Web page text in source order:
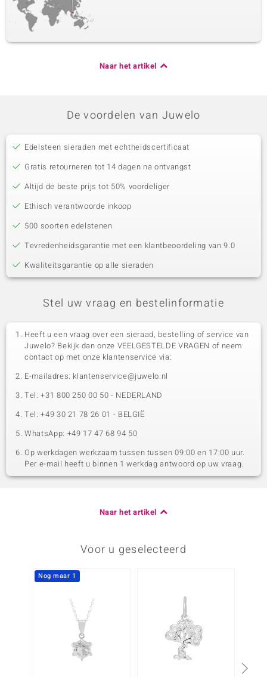
Naar het artikel
De voordelen van Juwelo
Edelsteen sieraden met echtheidscertificaat
Gratis retourneren tot 14 dagen na ontvangst
Altijd de beste prijs tot 50% voordeliger
Ethisch verantwoorde inkoop
500 soorten edelstenen
Tevredenheidsgarantie met een klantbeoordeling van 9.0
Kwaliteitsgarantie op alle sieraden
Stel uw vraag en bestelinformatie
Heeft u een vraag over een sieraad, bestelling of service van
Juwelo? Bekijk dan onze VEELGESTELDE VRAGEN of neem
contact op met onze klantenservice via:
E-mailadres: klantenservice@juwelo.nl
Tel: +31 800 250 00 50 - NEDERLAND
Tel: +49 30 21 78 26 01 - BELGIË
WhatsApp: +49 17 47 68 94 50
Op werkdagen werkzaam tussen tussen 09:00 en 17:00 uur.
Per e-mail heeft u binnen 1 werkdag antwoord op uw vraag.
Naar het artikel
Voor u geselecteerd
Nog maar 1